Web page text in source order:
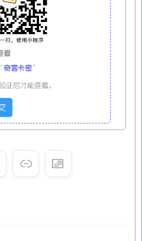
看
奇客卡密”
证后才能查看。